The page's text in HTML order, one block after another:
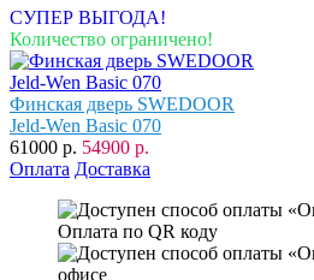
СУПЕР ВЫГОДА!
Количество ограничено!
Финская дверь SWEDOOR
Jeld-Wen Basic 070
61000 р. 54900 р.
Оплата Доставка
Оплата по QR коду
офисе